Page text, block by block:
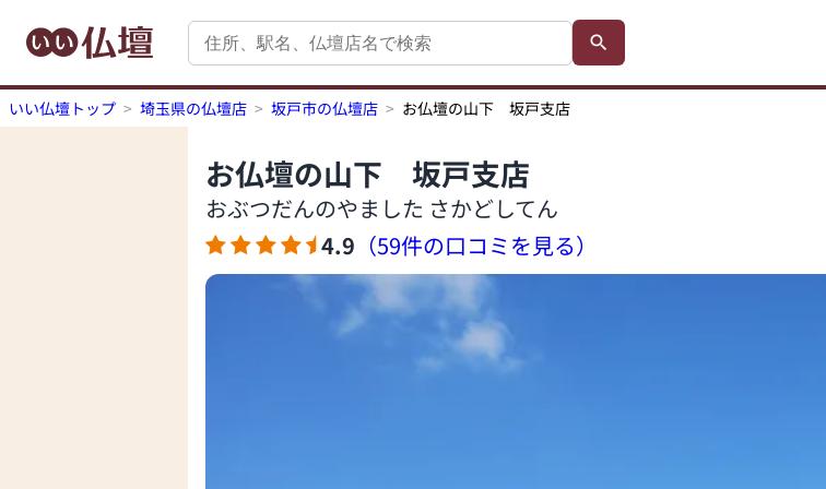
いい仏壇トップ 埼玉県の仏壇店 坂戸市の仏壇店 お仏壇の山下 坂戸支店
お仏壇の山下 坂戸支店
おぶつだんのやました さかどしてん
4.9 （59件の口コミを見る）